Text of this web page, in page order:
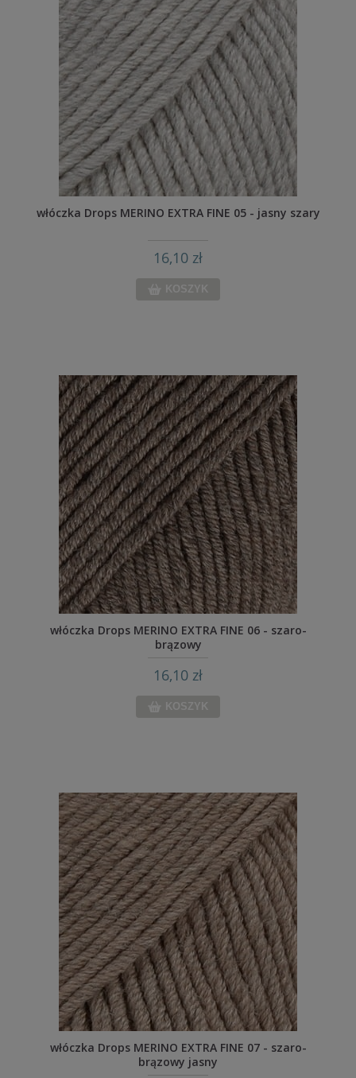
włóczka Drops MERINO EXTRA FINE 05 - jasny szary
16,10 zł
KOSZYK
włóczka Drops MERINO EXTRA FINE 06 - szaro-
brązowy
16,10 zł
KOSZYK
włóczka Drops MERINO EXTRA FINE 07 - szaro-
brązowy jasny